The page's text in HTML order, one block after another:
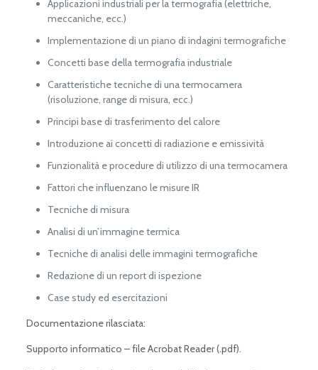
Applicazioni industriali per la termografia (elettriche,
meccaniche, ecc.)
Implementazione di un piano di indagini termografiche
Concetti base della termografia industriale
Caratteristiche tecniche di una termocamera
(risoluzione, range di misura, ecc.)
Principi base di trasferimento del calore
Introduzione ai concetti di radiazione e emissività
Funzionalità e procedure di utilizzo di una termocamera
Fattori che influenzano le misure IR
Tecniche di misura
Analisi di un’immagine termica
Tecniche di analisi delle immagini termografiche
Redazione di un report di ispezione
Case study ed esercitazioni
Documentazione rilasciata:
Supporto informatico – file Acrobat Reader (.pdf).